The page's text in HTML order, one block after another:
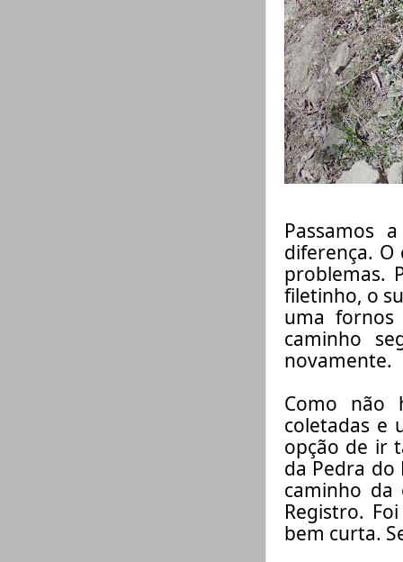
Passamos
diferença.
problemas.
filetinho, o
uma fornos
caminho
novamente.
Como não
coletadas e
opção de ir
da Pedra do
caminho
Registro.
bem curta.